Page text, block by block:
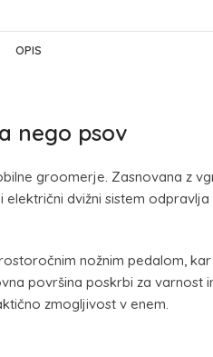
OPIS
nego psov
groomerje. Zasnovana z
dvižni sistem
nožnim pedalom,
površina poskrbi za varnost
zmogljivost v enem.